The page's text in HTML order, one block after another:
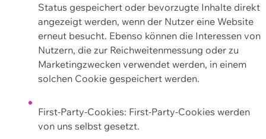
Status gespeichert oder bevorzugte Inhalte direkt
angezeigt werden, wenn der Nutzer eine Website
erneut besucht. Ebenso können die Interessen von
Nutzern, die zur Reichweitenmessung oder zu
Marketingzwecken verwendet werden, in einem
solchen Cookie gespeichert werden.
First-Party-Cookies: First-Party-Cookies werden
von uns selbst gesetzt.